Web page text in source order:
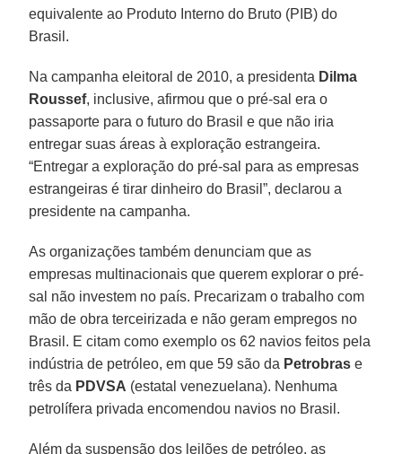
equivalente ao Produto Interno do Bruto (PIB) do
Brasil.
Na campanha eleitoral de 2010, a presidenta Dilma
Roussef, inclusive, afirmou que o pré-sal era o
passaporte para o futuro do Brasil e que não iria
entregar suas áreas à exploração estrangeira.
“Entregar a exploração do pré-sal para as empresas
estrangeiras é tirar dinheiro do Brasil”, declarou a
presidente na campanha.
As organizações também denunciam que as
empresas multinacionais que querem explorar o pré-
sal não investem no país. Precarizam o trabalho com
mão de obra terceirizada e não geram empregos no
Brasil. E citam como exemplo os 62 navios feitos pela
indústria de petróleo, em que 59 são da Petrobras e
três da PDVSA (estatal venezuelana). Nenhuma
petrolífera privada encomendou navios no Brasil.
Além da suspensão dos leilões de petróleo, as